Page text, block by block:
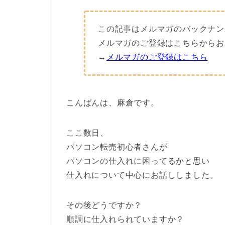
この記事はメルマガのバックナン
メルマガのご登録はこちらからお
→ メルマガのご登録はこちら
こんばんは、麻倉です。
ここ数日、
パソコン転売初心者さんが
パソコンの仕入れに困ってるかと思い
仕入れについて中心にお話ししました。
その後どうですか？
順調に仕入れられていますか？